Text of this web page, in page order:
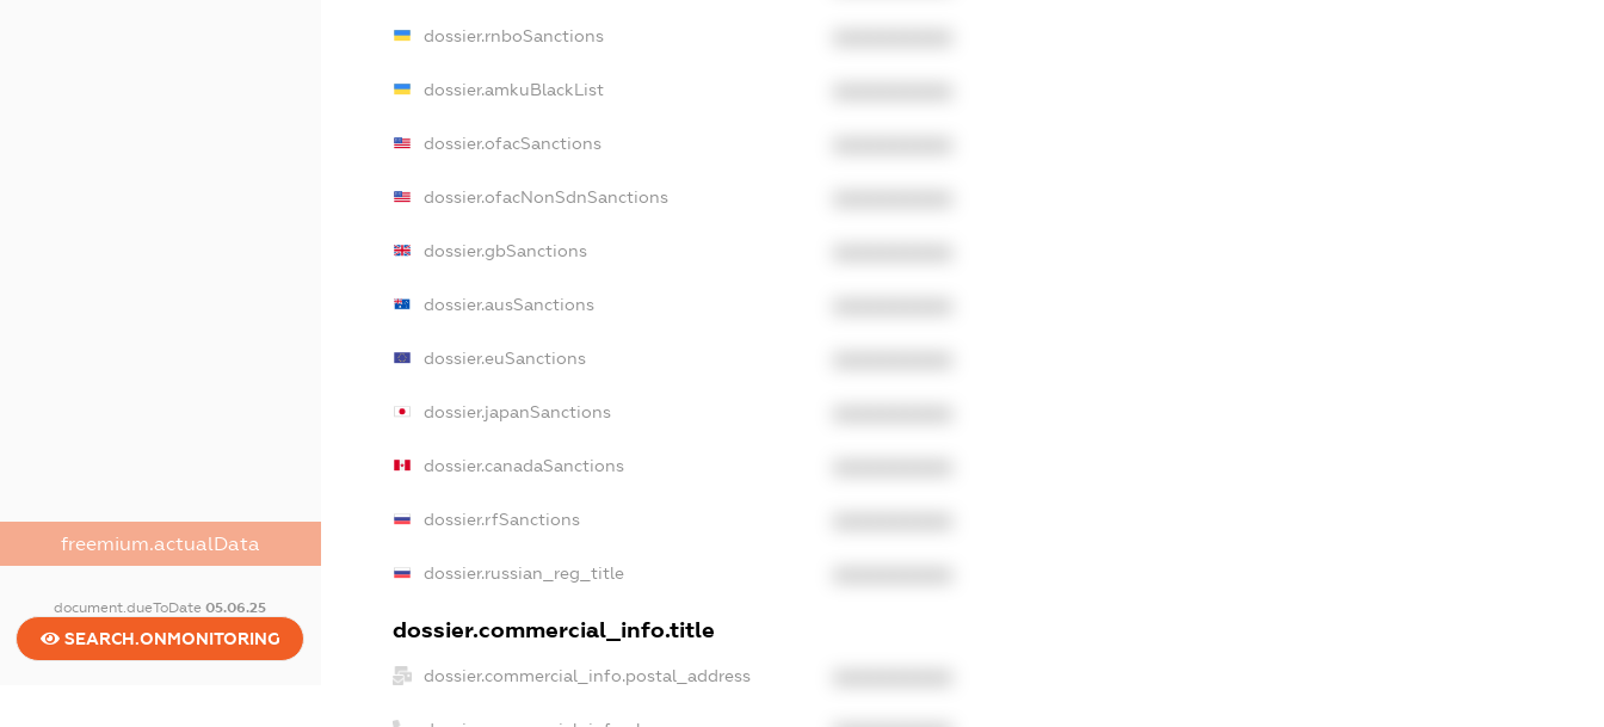
freemium.actualData
document.dueToDate05.06.25
SEARCH.ONMONITORING
dossier.rnboSanctions
dossier.amkuBlackList
dossier.ofacSanctions
dossier.ofacNonSdnSanctions
dossier.gbSanctions
dossier.ausSanctions
dossier.euSanctions
dossier.japanSanctions
dossier.canadaSanctions
dossier.rfSanctions
dossier.russian_reg_title
dossier.commercial_info.title
dossier.commercial_info.postal_address